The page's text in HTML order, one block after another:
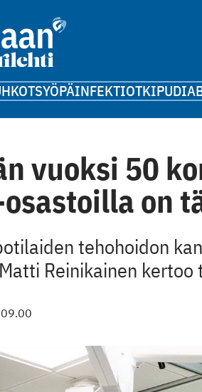
SYÖPÄINFEKTIOTKIPU
vuoksi 50
on
tehohoidon
Reinikainen